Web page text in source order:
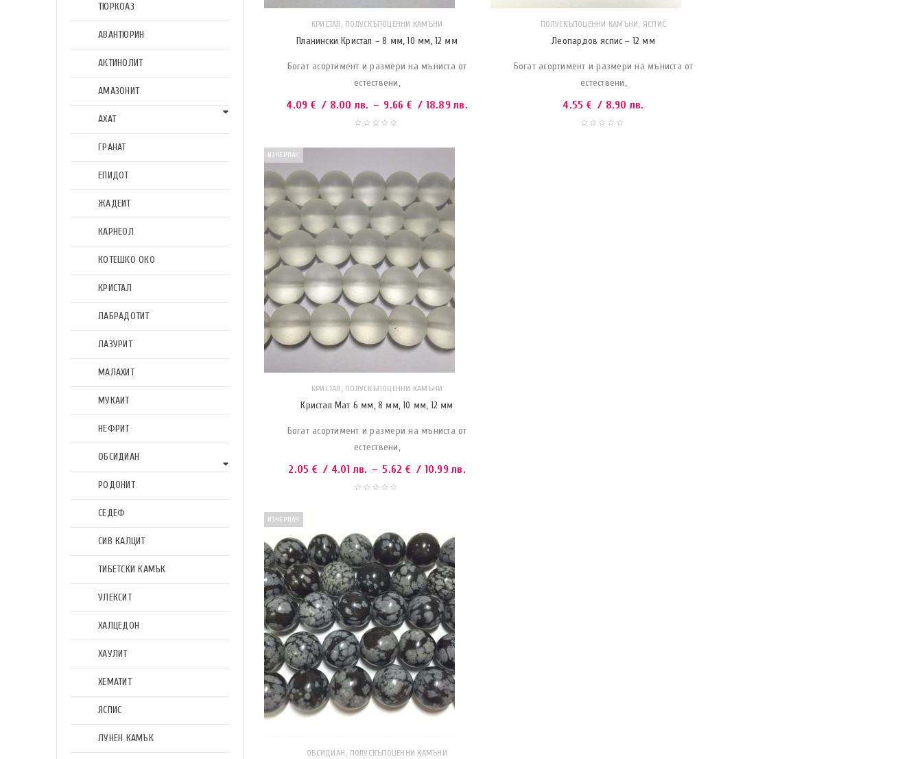
ТЮРКОАЗ
АВАНТЮРИН
АКТИНОЛИТ
АМАЗОНИТ
АХАТ
ГРАНАТ
ЕПИДОТ
ЖАДЕИТ
КАРНЕОЛ
КОТЕШКО ОКО
КРИСТАЛ
ЛАБРАДОТИТ
ЛАЗУРИТ
МАЛАХИТ
МУКАИТ
НЕФРИТ
ОБСИДИАН
РОДОНИТ
СЕДЕФ
СИВ КАЛЦИТ
ТИБЕТСКИ КАМЪК
УЛЕКСИТ
ХАЛЦЕДОН
ХАУЛИТ
ХЕМАТИТ
ЯСПИС
ЛУНЕН КАМЪК
КРИСТАЛ , ПОЛУСКЪПОЦЕННИ КАМЪНИ
Планински Кристал – 8 мм, 10 мм, 12 мм
Богат асортимент и размери на мъниста от
естествени,
4.09 € / 8.00 лв. – 9.66 € / 18.89 лв.
ПОЛУСКЪПОЦЕННИ КАМЪНИ, ЯСПИС
Леопардов яспис – 12 мм
Богат асортимент и размери на мъниста от
естествени,
4.55 € / 8.90 лв.
ИЗЧЕРПАН
КРИСТАЛ , ПОЛУСКЪПОЦЕННИ КАМЪНИ
Кристал Мат 6 мм, 8 мм, 10 мм, 12 мм
Богат асортимент и размери на мъниста от
естествени,
2.05 € / 4.01 лв. – 5.62 € / 10.99 лв.
ИЗЧЕРПАН
ОБСИДИАН, ПОЛУСКЪПОЦЕННИ КАМЪНИ